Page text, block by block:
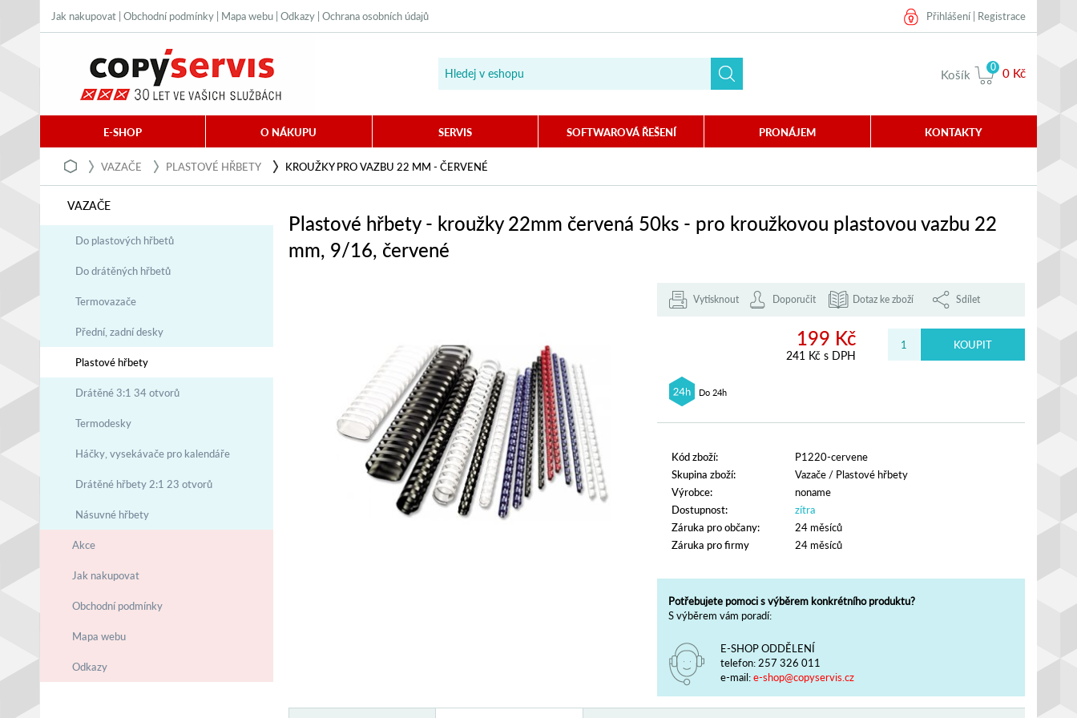
Jak nakupovat Obchodní podmínky Mapa webu Odkazy Ochrana osobních údajů Přihlášení Registrace
Košík
0 0 Kč
E-SHOP O NÁKUPU SERVIS SOFTWAROVÁ ŘEŠENÍ PRONÁJEM KONTAKTY
VAZAČE PLASTOVÉ HŘBETY KROUŽKY PRO VAZBU 22 MM - ČERVENÉ
VAZAČE
Do plastových hřbetů
Do drátěných hřbetů
Termovazače
Přední, zadní desky
Plastové hřbety
Drátěné 3:1 34 otvorů
Termodesky
Háčky, vysekávače pro kalendáře
Drátěné hřbety 2:1 23 otvorů
Násuvné hřbety
Akce
Jak nakupovat
Obchodní podmínky
Mapa webu
Odkazy
Plastové hřbety - kroužky 22mm červená 50ks - pro kroužkovou plastovou vazbu 22
mm, 9/16, červené
Vytisknout Doporučit Dotaz ke zboží Sdílet
199 Kč
241 Kč s DPH
Do 24h
Kód zboží:
P1220-cervene
Skupina zboží:
Vazače/ Plastové hřbety
Výrobce:
noname
Dostupnost:
zítra
Záruka pro občany:
24 měsíců
Záruka pro firmy
24 měsíců
Potřebujete pomoci s výběrem konkrétního produktu?
S výběrem vám poradí:
E-SHOP ODDĚLENÍ
telefon: 257 326 011
e-mail:e-shop@copyservis.cz